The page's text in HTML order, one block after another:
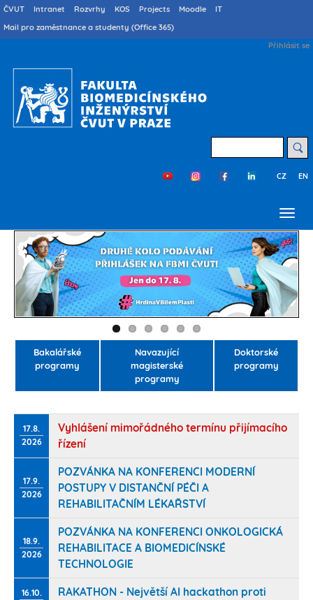
Přejít
k
hlavnímu
Druhé
menu
ČVUT Intranet Rozvrhy KOS Projects Moodle
IT
Mail pro zaměstnance a studenty (Office 365)
User
Přihlásit se
Třetí
CZ EN
Bakalářské
programy
Navazující
magisterské
programy
Doktorské
programy
17.8.
2026
Vyhlášení mimořádného termínu přijímacího
řízení
17.9.
2026
POZVÁNKA NA KONFERENCI MODERNÍ
POSTUPY V DISTANČNÍ PÉČI A
REHABILITAČNÍM LÉKAŘSTVÍ
18.9.
2026
POZVÁNKA NA KONFERENCI ONKOLOGICKÁ
REHABILITACE A BIOMEDICÍNSKÉ
TECHNOLOGIE
16.10.
RAKATHON - Největší AI hackathon proti